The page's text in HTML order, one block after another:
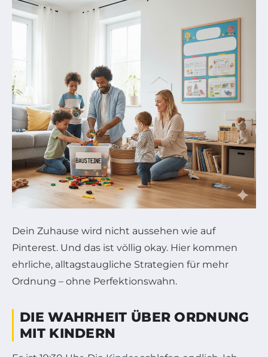
Dein Zuhause wird nicht aussehen wie auf
Pinterest. Und das ist völlig okay. Hier kommen
ehrliche, alltagstaugliche Strategien für mehr
Ordnung – ohne Perfektionswahn.
DIE WAHRHEIT ÜBER ORDNUNG
MIT KINDERN